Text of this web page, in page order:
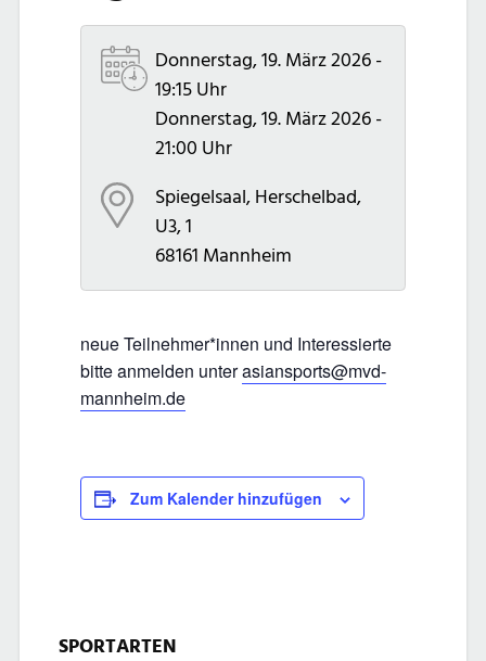
Donnerstag, 19. März 2026 -
19:15 Uhr
Donnerstag, 19. März 2026 -
21:00 Uhr
Spiegelsaal, Herschelbad,
U3, 1
68161 Mannheim
neue Teilnehmer*innen und Interessierte
bitte anmelden unterasiansports@mvd-
mannheim.de
Zum Kalender hinzufügen
SPORTARTEN